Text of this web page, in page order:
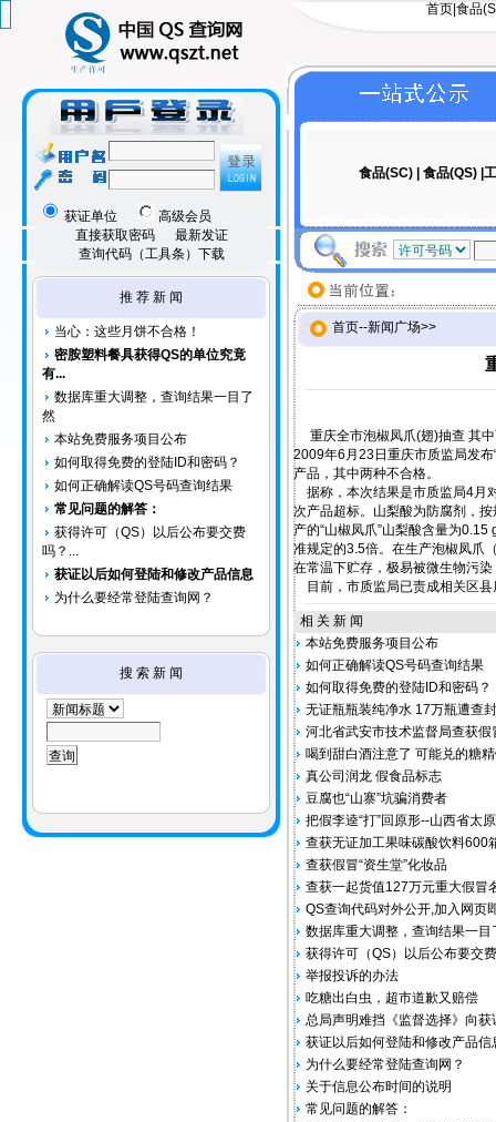
获证单位
高级会员
直接获取密码
最新发证
查询代码（工具条）下载
首页 食品
食品(SC)| 食品(QS)|
推 荐 新 闻
当心：这些月饼不合格！
密胺塑料餐具获得QS的单位究竟
有...
数据库重大调整，查询结果一目了
然
本站免费服务项目公布
如何取得免费的登陆ID和密码？
如何正确解读QS号码查询结果
常见问题的解答：
获得许可（QS）以后公布要交费
吗？...
获证以后如何登陆和修改产品信息
为什么要经常登陆查询网？
搜 索 新 闻
首页--新闻广场>>
重庆全市泡椒凤爪(翅)抽查 其
2009年6月23日重庆市质监局发
产品，其中两种不合格。
据称，本次结果是市质监局4月
次产品超标。山梨酸为防腐剂，
产的“山椒凤爪”山梨酸含量为
准规定的3.5倍。在生产泡椒凤爪
在常温下贮存，极易被微生物污
目前，市质监局已责成相关区县
相 关 新 闻
本站免费服务项目公布
如何正确解读QS号码查询结果
如何取得免费的登陆ID和密码？
无证瓶瓶装纯净水 17万瓶遭查封
河北省武安市技术监督局查获假
喝到甜白酒注意了 可能兑的糖
真公司润龙 假食品标志
豆腐也“山寨”坑骗消费者
把假李逵“打”回原形--山西省太
查获无证加工果味碳酸饮料600
查获假冒“资生堂”化妆品
查获一起货值127万元重大假冒
QS查询代码对外公开,加入网页
数据库重大调整，查询结果一目
获得许可（QS）以后公布要交
举报投诉的办法
吃糖出白虫，超市道歉又赔偿
总局声明难挡《监督选择》向获
获证以后如何登陆和修改产品信
为什么要经常登陆查询网？
关于信息公布时间的说明
常见问题的解答：